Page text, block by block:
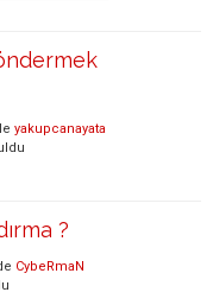
yakupcanayata
?
CybeRmaN